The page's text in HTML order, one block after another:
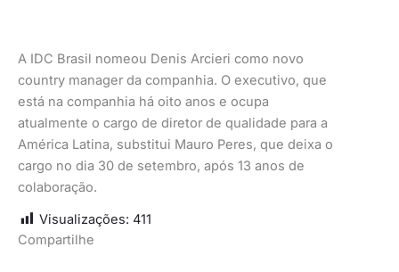
A IDC Brasil nomeou Denis Arcieri como novo
country manager da companhia. O executivo, que
está na companhia há oito anos e ocupa
atualmente o cargo de diretor de qualidade para a
América Latina, substitui Mauro Peres, que deixa o
cargo no dia 30 de setembro, após 13 anos de
colaboração.
Visualizações: 411
Compartilhe